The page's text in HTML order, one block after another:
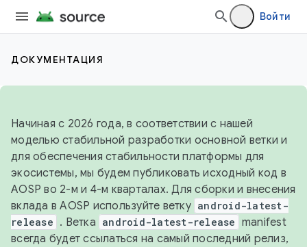
Войти
ДОКУМЕНТАЦИЯ
Начиная с 2026 года, в соответствии с нашей
моделью стабильной разработки основной ветки и
для обеспечения стабильности платформы для
экосистемы, мы будем публиковать исходный код в
AOSP во 2-м и 4-м кварталах. Для сборки и внесения
вклада в AOSP используйте ветку android-latest-
release . Ветка android-latest-release manifest
всегда будет ссылаться на самый последний релиз,